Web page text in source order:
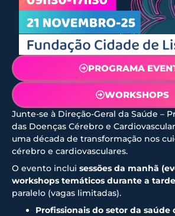
PROGRAMA
WORKSHOPS
Junte-se à Direção-Geral da Saúde –
das Doenças Cérebro e
uma década de transformação nos
cérebro e cardiovasculares.
O evento inclui sessões da manhã
workshops temáticos durante a tarde
paralelo (vagas limitadas).
Profissionais do setor da saúde